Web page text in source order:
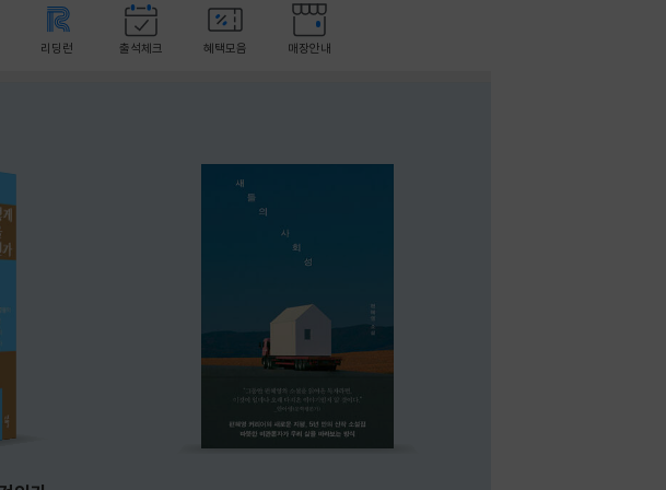
리딩런 출석체크 혜택모음 매장안내